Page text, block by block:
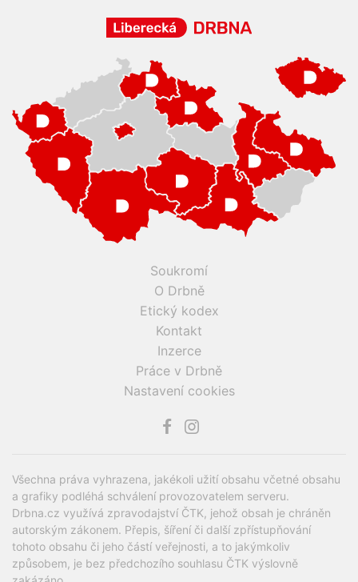
Soukromí
O Drbně
Etický kodex
Kontakt
Inzerce
Práce v Drbně
Nastavení cookies
Všechna práva vyhrazena, jakékoli užití obsahu včetné obsahu
a grafiky podléhá schválení provozovatelem serveru.
Drbna.cz využívá zpravodajství ČTK, jehož obsah je chráněn
autorským zákonem. Přepis, šíření či další zpřístupňování
tohoto obsahu či jeho částí veřejnosti, a to jakýmkoliv
způsobem, je bez předchozího souhlasu ČTK výslovně